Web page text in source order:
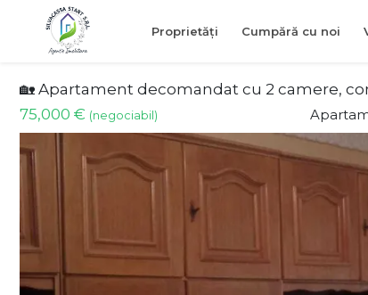
Proprietăți Cumpără cu noi
🏡 Apartament decomandat cu 2 camere,
75,000 € (negociabil)